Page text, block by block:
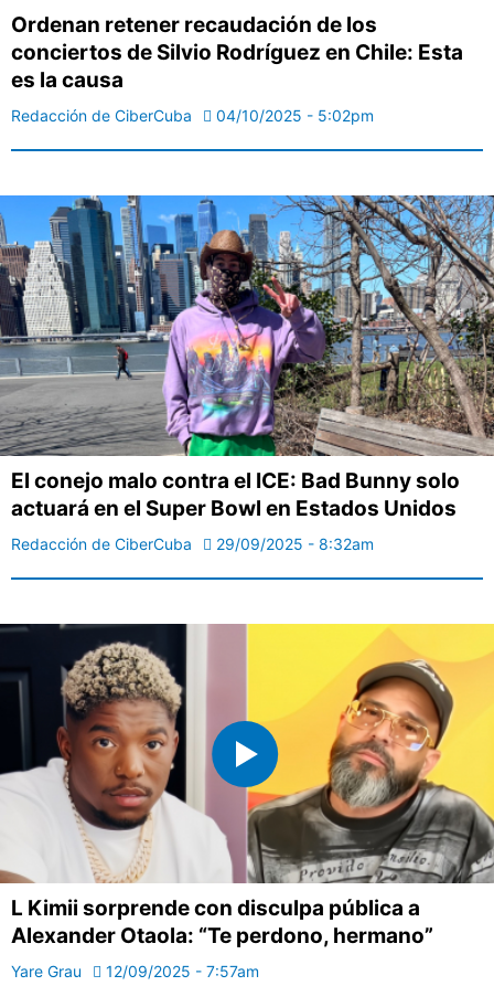
Ordenan retener recaudación de los
conciertos de Silvio Rodríguez en Chile: Esta
es la causa
Redacción de CiberCuba 04/10/2025 - 5:02pm
El conejo malo contra el ICE: Bad Bunny solo
actuará en el Super Bowl en Estados Unidos
Redacción de CiberCuba 29/09/2025 - 8:32am
L Kimii sorprende con disculpa pública a
Alexander Otaola: “Te perdono, hermano”
Yare Grau 12/09/2025 - 7:57am